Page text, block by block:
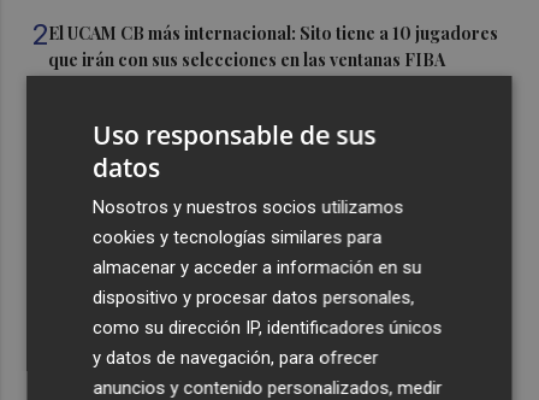
2El UCAM CB más internacional: Sito tiene a 10 jugadores
que irán con sus selecciones en las ventanas FIBA
exporta a África: Marruecos, el primer destino
La Región de Murcia celebra la Semana de la Juventud
con cinco días de actividades
El coste de la vivienda: 1.338 € netos al mes, el salario
mínimo para poder comprar una vivienda en Castellón
Uso responsable de sus
datos
Nosotros y nuestros socios utilizamos
cookies y tecnologías similares para
almacenar y acceder a información en su
dispositivo y procesar datos personales,
como su dirección IP, identificadores únicos
y datos de navegación, para ofrecer
anuncios y contenido personalizados, medir